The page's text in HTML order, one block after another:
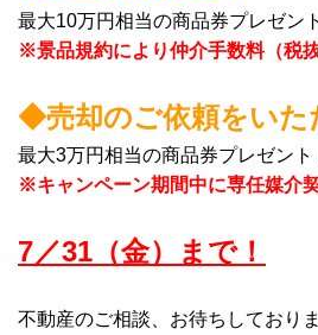
最大10万円相当の商品券プレゼン
※景品規約により仲介手数料（税
◆売却のご依頼をい
最大3万円相当の商品券プレゼント
※キャンペーン期間中に専任媒介
7／31（金）まで！
不動産のご相談、お待ちしておりま